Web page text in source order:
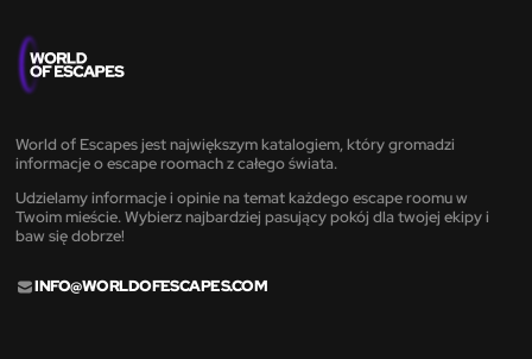
World of Escapes jest największym katalogiem, który gromadzi
informacje o escape roomach z całego świata.
Udzielamy informacje i opinie na temat każdego escape roomu w
Twoim mieście. Wybierz najbardziej pasujący pokój dla twojej ekipy i
baw się dobrze!
INFO@WORLDOFESCAPES.COM